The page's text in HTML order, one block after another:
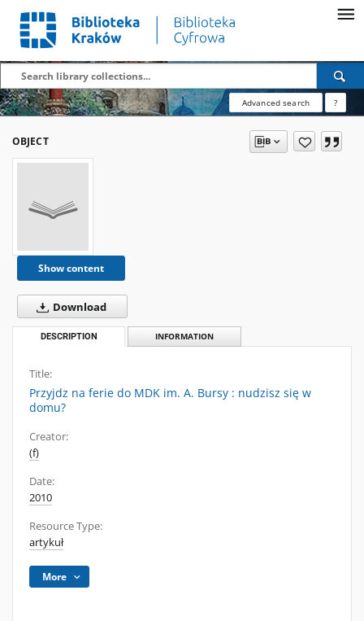
Advanced search ?
OBJECT
Show content
Download
DESCRIPTION INFORMATION
Title:
Przyjdz na ferie do MDK im. A. Bursy : nudzisz się w
domu?
Creator:
(f)
Date:
2010
Resource Type:
artykuł
More